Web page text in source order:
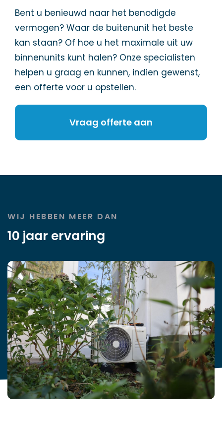
Bent u benieuwd naar het benodigde
vermogen? Waar de buitenunit het beste
kan staan? Of hoe u het maximale uit uw
binnenunits kunt halen? Onze specialisten
helpen u graag en kunnen, indien gewenst,
een offerte voor u opstellen.
Vraag offerte aan
WIJ HEBBEN MEER DAN
10 jaar ervaring